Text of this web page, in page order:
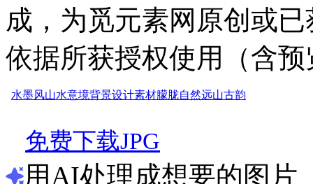
成，为觅元素网原创或
依据所获授权使用（含
水墨风山水意境背景设计素材朦胧自然远山古韵
免费下载JPG
用AI处理成想要的图片